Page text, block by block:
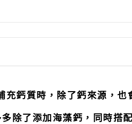
充鈣質時，除了鈣來源，也
除了添加海藻鈣，同時搭